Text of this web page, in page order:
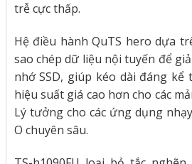
trễ cực thấp.
Hệ điều hành QuTS hero dựa
sao chép dữ liệu nội tuyến để
nhớ SSD, giúp kéo dài đáng kể
hiệu suất giá cao hơn cho các
Lý tưởng cho các ứng dụng
O chuyên sâu.